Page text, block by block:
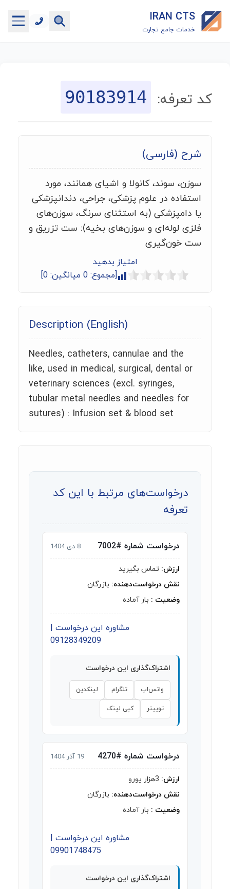
IRAN CTS
خدمات جامع تجارت
جستجوگر تعرفه گمرکی
ماشین حساب گمرکی
خدمات رایگان دیگر
کد تعرفه: 90183914
شرح (فارسی)
سوزن، سوند، کانولا و اشیای همانند، مورد
استفاده در علوم پزشکی، جراحی، دندانپزشکی
یا دامپزشکی (به استثنای سرنگ، سوزن‌های
فلزی لوله‌ای و سوزن‌های بخیه): ست تزریق و
ست خون‌گیری
امتیاز بدهید
[مجموع: 0 میانگین: 0
]
Description (English)
Needles, catheters, cannulae and the
like, used in medical, surgical, dental or
veterinary sciences (excl. syringes,
tubular metal needles and needles for
sutures) : Infusion set & blood set
درخواست‌های مرتبط با این کد
تعرفه
درخواست شماره #7002 8 دی 1404
ارزش: تماس بگیرید
نقش درخواست‌دهنده: بازرگان
وضعیت : بار آماده
مشاوره این درخواست |
09128349209
اشتراک‌گذاری این درخواست
واتس‌اپ تلگرام لینکدین
توییتر کپی لینک
درخواست شماره #4270 19 آذر 1404
ارزش:
نقش درخواست‌دهنده: بازرگان
وضعیت : بار آماده
مشاوره این درخواست |
09901748475
اشتراک‌گذاری این درخواست